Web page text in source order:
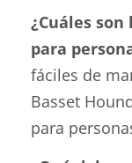
¿Cuáles
para
fáciles de
Basset
para